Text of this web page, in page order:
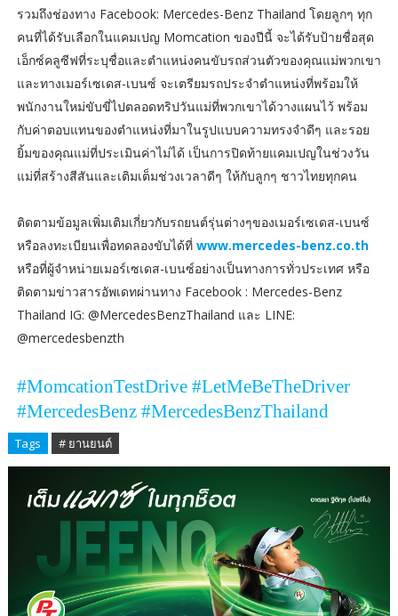
รวมถึงช่องทาง Facebook: Mercedes-Benz Thailand โดยลูกๆ ทุก
คนที่ได้รับเลือกในแคมเปญ Momcation ของปีนี้ จะได้รับป้ายชื่อสุด
เอ็กซ์คลูซีฟที่ระบุชื่อและตำแหน่งคนขับรถส่วนตัวของคุณแม่พวกเขา
และทางเมอร์เซเดส-เบนซ์ จะเตรียมรถประจำตำแหน่งที่พร้อมให้
พนักงานใหม่ขับขี่ไปตลอดทริปวันแม่ที่พวกเขาได้วางแผนไว้ พร้อม
กับค่าตอบแทนของตำแหน่งที่มาในรูปแบบความทรงจำดีๆ และรอย
ยิ้มของคุณแม่ที่ประเมินค่าไม่ได้ เป็นการปิดท้ายแคมเปญในช่วงวัน
แม่ที่สร้างสีสันและเติมเต็มช่วงเวลาดีๆ ให้กับลูกๆ ชาวไทยทุกคน
ติดตามข้อมูลเพิ่มเติมเกี่ยวกับรถยนต์รุ่นต่างๆของเมอร์เซเดส-เบนซ์
หรือลงทะเบียนเพื่อทดลองขับได้ที่ www.mercedes-benz.co.th
หรือที่ผู้จำหน่ายเมอร์เซเดส-เบนซ์อย่างเป็นทางการทั่วประเทศ หรือ
ติดตามข่าวสารอัพเดทผ่านทาง Facebook : Mercedes-Benz
Thailand IG: @MercedesBenzThailand และ LINE:
@mercedesbenzth
#MomcationTestDrive #LetMeBeTheDriver
#MercedesBenz #MercedesBenzThailand
Tags # ยานยนต์